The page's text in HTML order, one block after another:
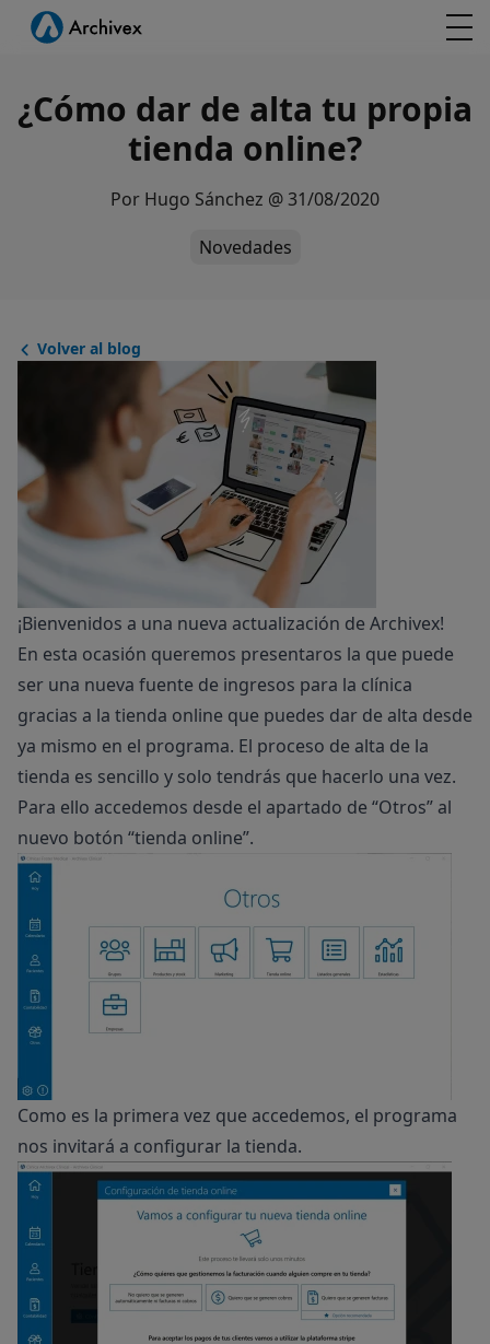
¿Cómo dar de alta tu propia
tienda online?
Por Hugo Sánchez @31/08/2020
Novedades
Volver al blog
¡Bienvenidos a una nueva actualización de Archivex!
En esta ocasión queremos presentaros la que puede
ser una nueva fuente de ingresos para la clínica
gracias a la tienda online que puedes dar de alta desde
ya mismo en el programa. El proceso de alta de la
tienda es sencillo y solo tendrás que hacerlo una vez.
Para ello accedemos desde el apartado de “Otros” al
nuevo botón “tienda online”.
Como es la primera vez que accedemos, el programa
nos invitará a configurar la tienda.